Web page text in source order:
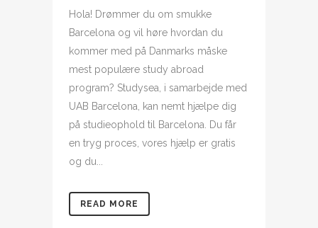
Hola! Drømmer du om smukke
Barcelona og vil høre hvordan du
kommer med på Danmarks måske
mest populære study abroad
program? Studysea, i samarbejde med
UAB Barcelona, kan nemt hjælpe dig
på studieophold til Barcelona. Du får
en tryg proces, vores hjælp er gratis
og du...
READ MORE